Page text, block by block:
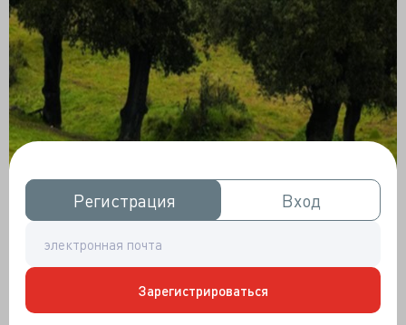
Регистрация
Регистрация Вход
Вход
Зарегистрироваться